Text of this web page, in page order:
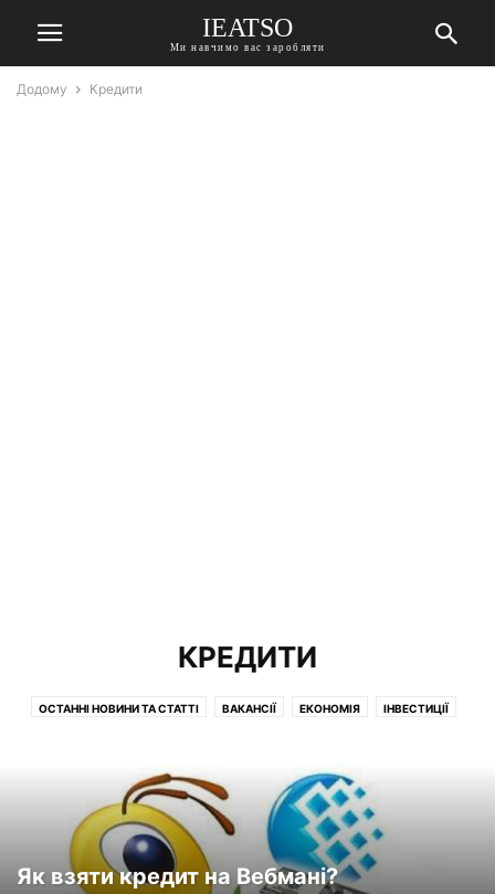
IEATSO
Ми навчимо вас заробляти
Додому Кредити
КРЕДИТИ
ОСТАННІ НОВИНИ ТА СТАТТІ ВАКАНСІЇ ЕКОНОМІЯ ІНВЕСТИЦІЇ
ПІЛЬГИ ПОДАТКИ ПОСІБНИКИ
СОЦЗАХИСТ СТРАХУВАННЯ УПРАВЛІННЯ
Як взяти кредит на Вебмані?